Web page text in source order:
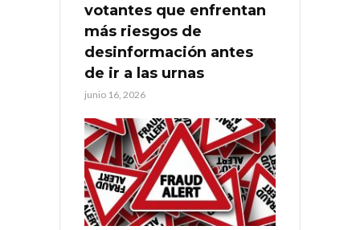
votantes que enfrentan
más riesgos de
desinformación antes
de ir a las urnas
junio 16, 2026